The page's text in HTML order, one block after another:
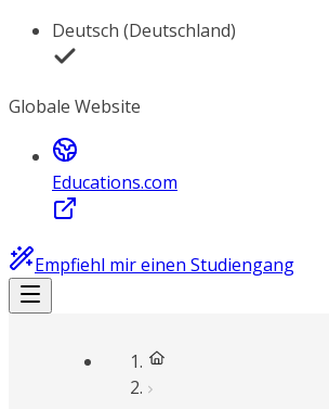
Deutsch (Deutschland)
Globale Website
Educations.com
Empfiehl mir einen Studiengang